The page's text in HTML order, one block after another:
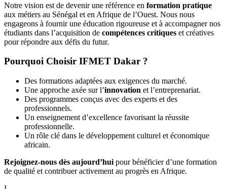
Notre vision est de devenir une référence en formation pratique
aux métiers au Sénégal et en Afrique de l’Ouest. Nous nous
engageons à fournir une éducation rigoureuse et à accompagner nos
étudiants dans l’acquisition de compétences critiques et créatives
pour répondre aux défis du futur.
Pourquoi Choisir IFMET Dakar ?
Des formations adaptées aux exigences du marché.
Une approche axée sur l’innovation et l’entreprenariat.
Des programmes conçus avec des experts et des
professionnels.
Un enseignement d’excellence favorisant la réussite
professionnelle.
Un rôle clé dans le développement culturel et économique
africain.
Rejoignez-nous dès aujourd’hui pour bénéficier d’une formation
de qualité et contribuer activement au progrès en Afrique.